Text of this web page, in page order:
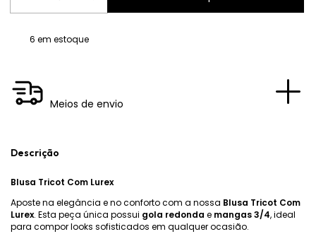
6 em estoque
Meios de envio
Descrição
Blusa Tricot Com Lurex
Aposte na elegância e no conforto com a nossa Blusa Tricot Com
Lurex. Esta peça única possui gola redonda e mangas 3/4, ideal
para compor looks sofisticados em qualquer ocasião.